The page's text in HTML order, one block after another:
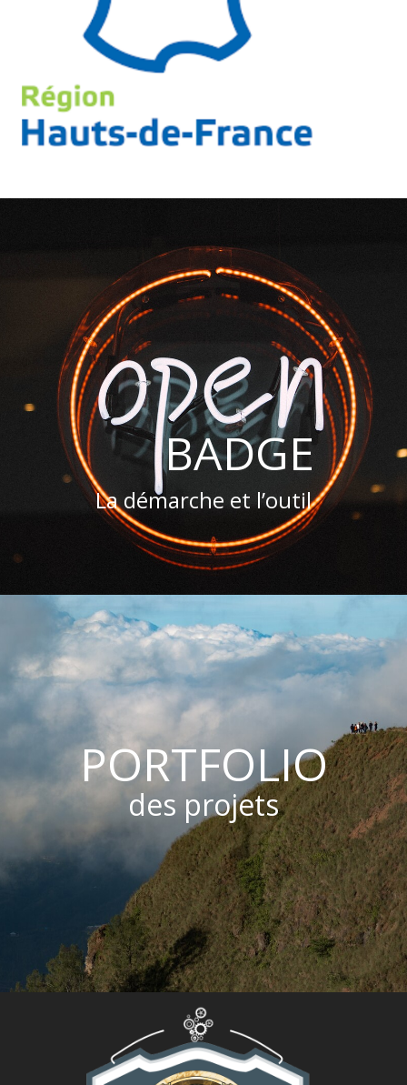
BADGE
La démarche et l’outil
PORTFOLIO
des projets